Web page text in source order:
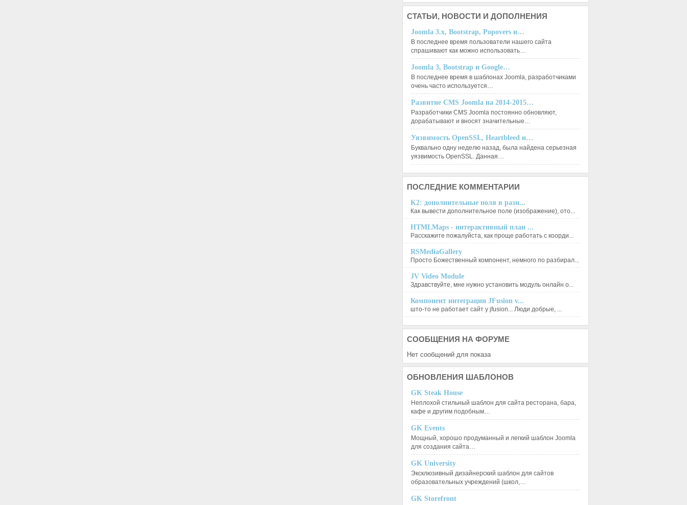
СТАТЬИ, НОВОСТИ И ДОПОЛНЕНИЯ
Joomla 3.x, Bootstrap, Popovers и…
В последнее время пользователи нашего сайта
спрашивают как можно использовать…
Joomla 3, Bootstrap и Google…
В последнее время в шаблонах Joomla, разработчиками
очень часто используется…
Развитие CMS Joomla на 2014-2015…
Разработчики CMS Joomla постоянно обновляют,
дорабатывают и вносят значительные…
Уязвимость OpenSSL, Heartbleed и…
Буквально одну неделю назад, была найдена серьезная
уязвимость OpenSSL. Данная…
ПОСЛЕДНИЕ КОММЕНТАРИИ
K2: дополнительные поля в разн...
Как вывести дополнительное поле (изображение), ото...
HTMLMaps - интерактивный план ...
Расскажите пожалуйста, как проще работать с коорди...
RSMediaGallery
Просто Божественный компонент, немного по разбирал...
JV Video Module
Здравствуйте, мне нужно установить модуль онлайн о...
Компонент интеграции JFusion v...
што-то не работает сайт у jfusion... Люди добрые, ...
СООБЩЕНИЯ НА ФОРУМЕ
Нет сообщений для показа
ОБНОВЛЕНИЯ ШАБЛОНОВ
GK Steak House
Неплохой стильный шаблон для сайта ресторана, бара,
кафе и другим подобным…
GK Events
Мощный, хорошо продуманный и легкий шаблон Joomla
для создания сайта…
GK University
Эксклюзивный дизайнерский шаблон для сайтов
образовательных учреждений (школ,…
GK Storefront